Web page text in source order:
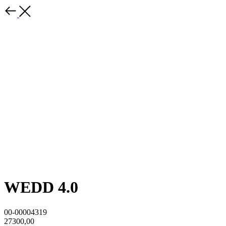
WEDD 4.0
00-00004319
27300,00